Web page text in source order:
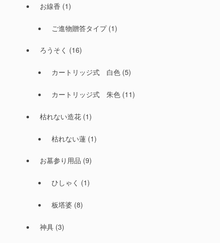
お線香 (1)
ご進物贈答タイプ(1)
ろうそく (16)
カートリッジ式 白色(5)
カートリッジ式 朱色(11)
枯れない造花 (1)
枯れない蓮(1)
お墓参り用品 (9)
ひしゃく (1)
板塔婆(8)
神具 (3)